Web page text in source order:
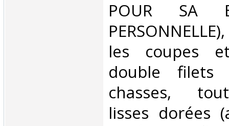
POUR SA
les coupes
double
chasses,
lisses dorées